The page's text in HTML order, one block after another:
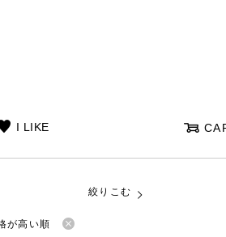
I LIKE
絞りこむ
が高い順